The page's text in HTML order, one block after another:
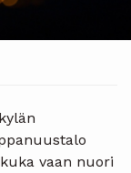
vaan nuori